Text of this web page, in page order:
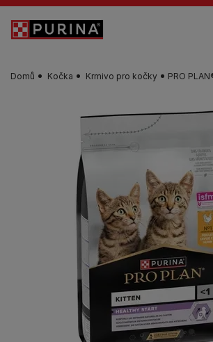
Skip to main content
Domů Kočka Krmivo pro kočky PRO